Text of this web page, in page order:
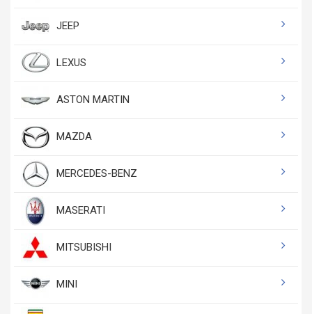
JEEP
LEXUS
ASTON MARTIN
MAZDA
MERCEDES-BENZ
MASERATI
MITSUBISHI
MINI